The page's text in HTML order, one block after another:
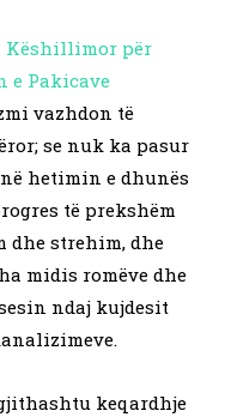
Këshillimor për
e Pakicave
vazhdon të
se nuk ka pasur
hetimin e dhunës
të prekshëm
dhe strehim, dhe
midis romëve dhe
ndaj kujdesit
keqardhje